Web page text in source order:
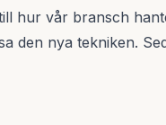
hur vår bransch
den nya tekniken.